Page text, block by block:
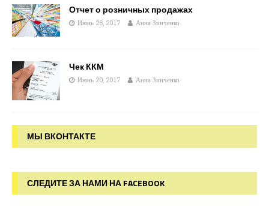
Отчет о розничных продажах
Июнь 26, 2017 Анна Зинченко
Чек ККМ
Июнь 20, 2017 Анна Зинченко
МЫ ВКОНТАКТЕ
СЛЕДИТЕ ЗА НАМИ НА FACEBOOK